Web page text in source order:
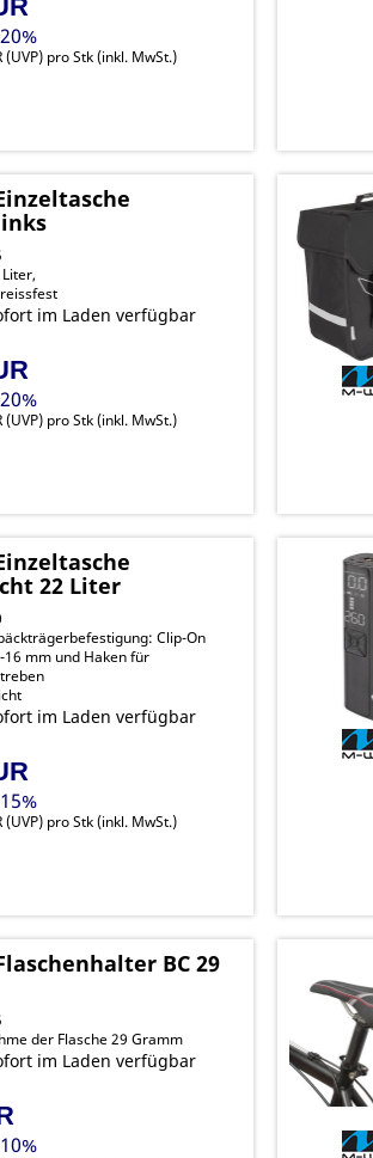
(UVP) pro Stk (inkl. MwSt.)
im Laden verfügbar
(UVP) pro Stk (inkl. MwSt.)
22 Liter
Clip-On
mm und Haken für
im Laden verfügbar
(UVP) pro Stk (inkl. MwSt.)
BC 29
der Flasche 29 Gramm
im Laden verfügbar